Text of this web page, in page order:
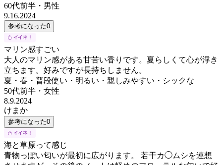
60代前半 ・ 男性
9.16.2024
参考になった0
マリン感すごい
大人のマリン感がある甘苦い香りです。夏らしくて心が浮き
立ちます。好みですが長持ちしません。
夏・春・普段使い・明るい・親しみやすい・シックな
50代前半 ・ 女性
8.9.2024
けまか
参考になった0
海と草原って感じ
青物っぽい匂いが最初に広がります。 若干カ◯ムシを連想